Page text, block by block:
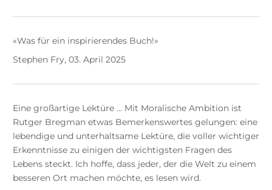
«Was für ein inspirierendes Buch!»
Stephen Fry, 03. April 2025
Eine großartige Lektüre ... Mit Moralische Ambition ist
Rutger Bregman etwas Bemerkenswertes gelungen: eine
lebendige und unterhaltsame Lektüre, die voller wichtiger
Erkenntnisse zu einigen der wichtigsten Fragen des
Lebens steckt. Ich hoffe, dass jeder, der die Welt zu einem
besseren Ort machen möchte, es lesen wird.